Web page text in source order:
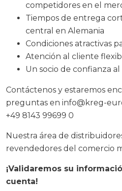
competidores en el
Tiempos de entrega
central en Alemania
Condiciones atractivas
Atención al cliente
Un socio de confianza al
Contáctenos y estaremos
preguntas en info@kreg-
+49 8143 99699 0
Nuestra área de
revendedores del comercio
¡Validaremos su
cuenta!